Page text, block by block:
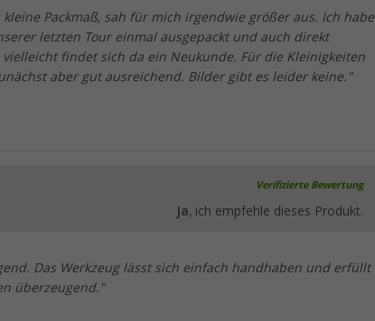
Packmaß, sah für mich irgendwie größer aus. Ich habe
letzten Tour einmal ausgepackt und auch direkt
findet sich da ein Neukunde. Für die Kleinigkeiten
aber gut ausreichend. Bilder gibt es leider keine."
Verifizierte Bewertung
Ja, ich empfehle dieses Produkt.
Das Werkzeug lässt sich einfach handhaben und erfüllt
überzeugend."